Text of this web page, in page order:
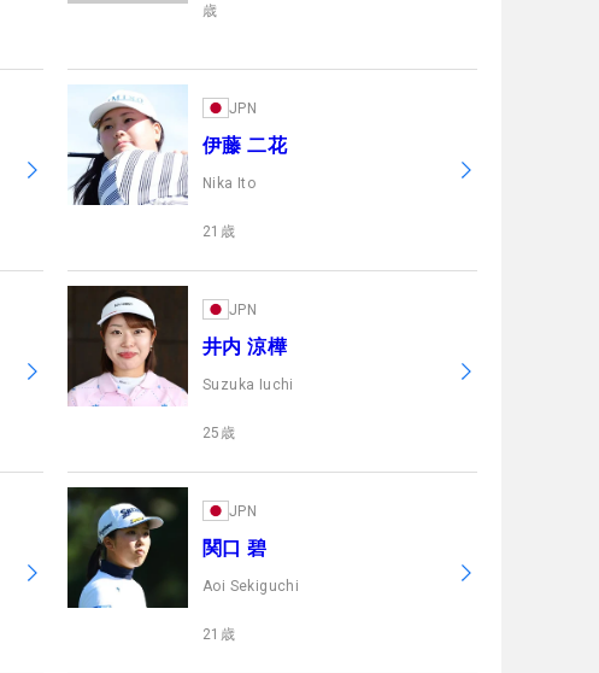
歳
JPN
伊藤 二花
Nika Ito
21 歳
JPN
井内 涼樺
Suzuka Iuchi
25 歳
JPN
関口 碧
Aoi Sekiguchi
21 歳